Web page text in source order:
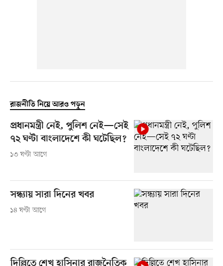
রাজনীতি নিয়ে আরও পড়ুন
প্রধানমন্ত্রী নেই, পুলিশ নেই—সেই
৭২ ঘণ্টা বাংলাদেশে কী ঘটেছিল?
১৩ ঘণ্টা আগে
সন্ধ্যায় সারা দিনের খবর
১৪ ঘণ্টা আগে